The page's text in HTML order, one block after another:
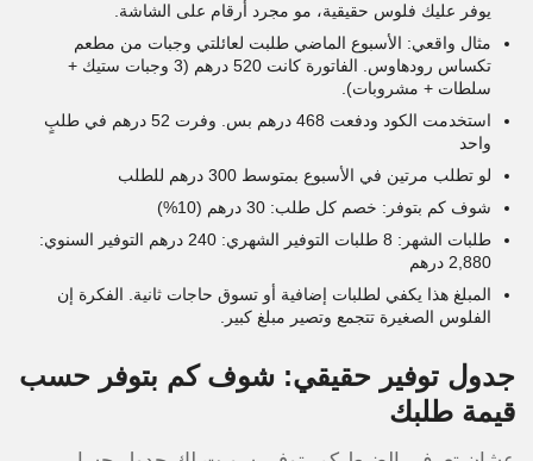
يوفر عليك فلوس حقيقية، مو مجرد أرقام على الشاشة.
مثال واقعي: الأسبوع الماضي طلبت لعائلتي وجبات من مطعم
تكساس رودهاوس. الفاتورة كانت 520 درهم (3 وجبات ستيك +
سلطات + مشروبات).
استخدمت الكود ودفعت 468 درهم بس. وفرت 52 درهم في طلبٍ
واحد
لو تطلب مرتين في الأسبوع بمتوسط 300 درهم للطلب
شوف كم بتوفر: خصم كل طلب: 30 درهم (10%)
طلبات الشهر: 8 طلبات التوفير الشهري: 240 درهم التوفير السنوي:
2,880 درهم
المبلغ هذا يكفي لطلبات إضافية أو تسوق حاجات ثانية. الفكرة إن
الفلوس الصغيرة تتجمع وتصير مبلغ كبير.
جدول توفير حقيقي: شوف كم بتوفر حسب
قيمة طلبك